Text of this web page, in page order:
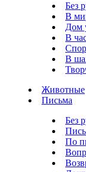
Без
В
Дом
В
В
Животные
Письма
Без
По